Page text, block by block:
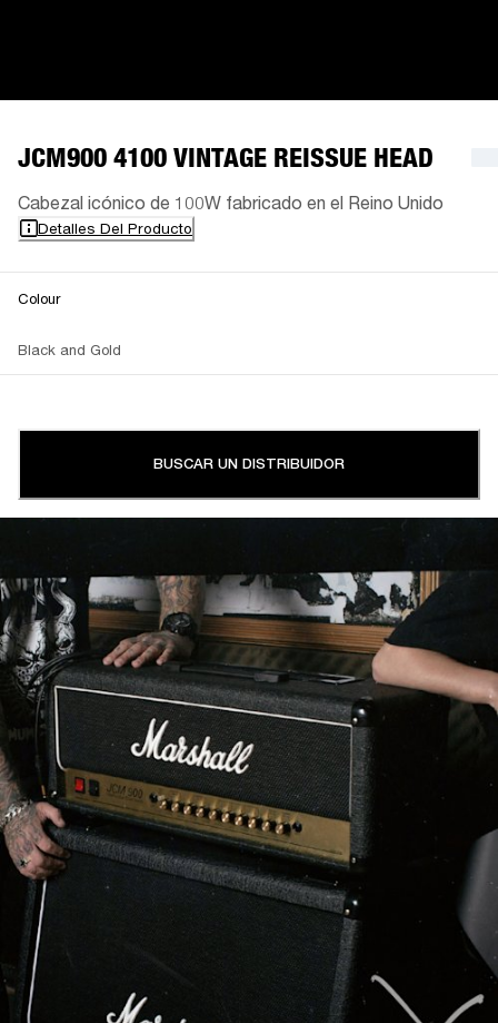
JCM900 4100 VINTAGE REISSUE HEAD
Cabezal icónico de 100W fabricado en el Reino Unido
Detalles Del Producto
Colour
Black and Gold
BUSCAR UN DISTRIBUIDOR